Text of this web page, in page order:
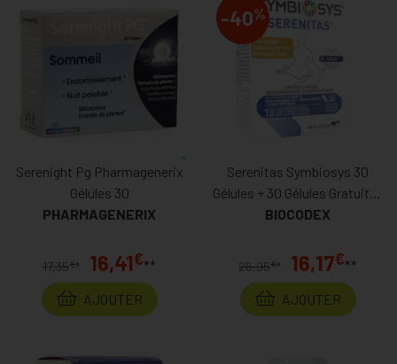
Serenight Pg Pharmagenerix
Gélules 30
PHARMAGENERIX
17,35€* 16,41€**
AJOUTER
-40%
Serenitas Symbiosys 30
Gélules + 30 Gélules Gratuites
Promo
BIOCODEX
26,95€* 16,17€**
AJOUTER